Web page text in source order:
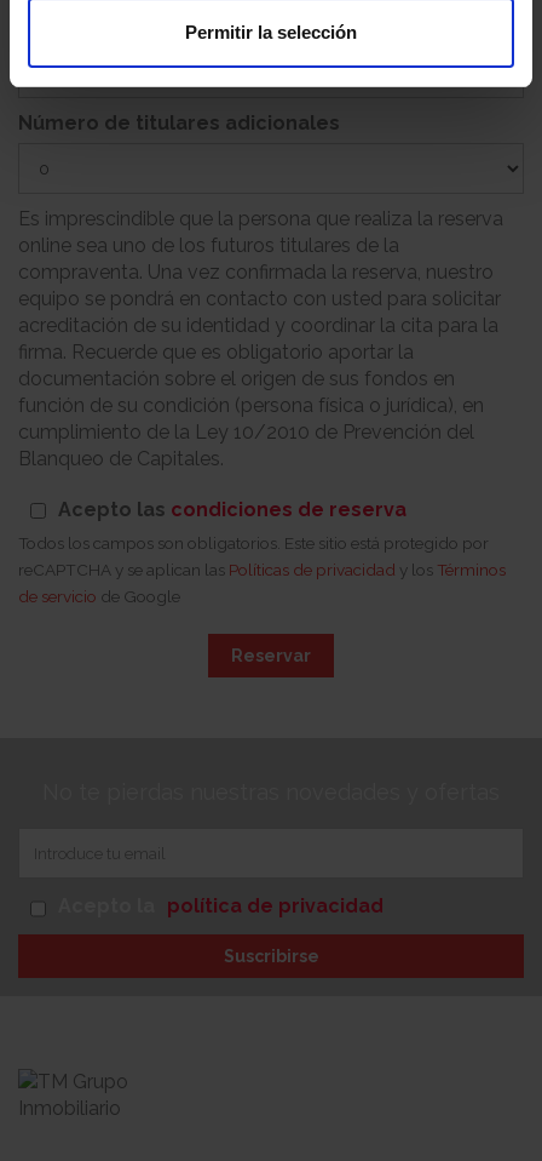
Permitir la selección
Número de titulares adicionales
Es imprescindible que la persona que realiza la reserva
online sea uno de los futuros titulares de la
compraventa. Una vez confirmada la reserva, nuestro
equipo se pondrá en contacto con usted para solicitar
acreditación de su identidad y coordinar la cita para la
firma. Recuerde que es obligatorio aportar la
documentación sobre el origen de sus fondos en
función de su condición (persona física o jurídica), en
cumplimiento de la Ley 10/2010 de Prevención del
Blanqueo de Capitales.
Acepto las condiciones de reserva
Todos los campos son obligatorios. Este sitio está protegido por
reCAPTCHA y se aplican las Políticas de privacidad y los Términos
de servicio de Google
Reservar
política de privacidad
Suscribirse